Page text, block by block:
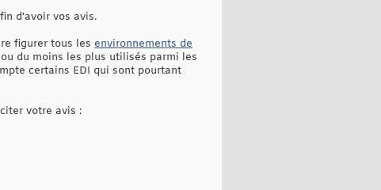
d'avoir vos avis.
figurer tous les environnements de
du moins les plus utilisés parmi les
certains EDI qui sont pourtant
votre avis :